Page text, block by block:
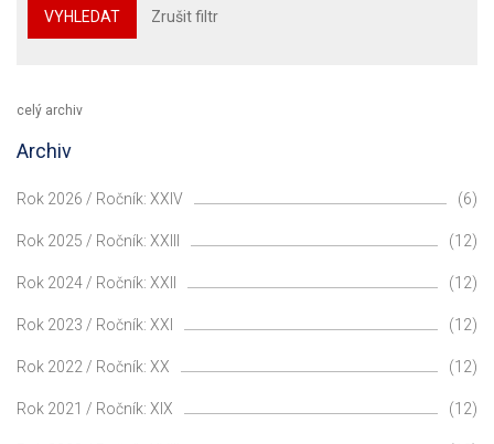
VYHLEDAT Zrušit filtr
celý archiv
Archiv
Rok 2026 / Ročník: XXIV (6)
Rok 2025 / Ročník: XXIII (12)
Rok 2024 / Ročník: XXII (12)
Rok 2023 / Ročník: XXI (12)
Rok 2022 / Ročník: XX (12)
Rok 2021 / Ročník: XIX (12)